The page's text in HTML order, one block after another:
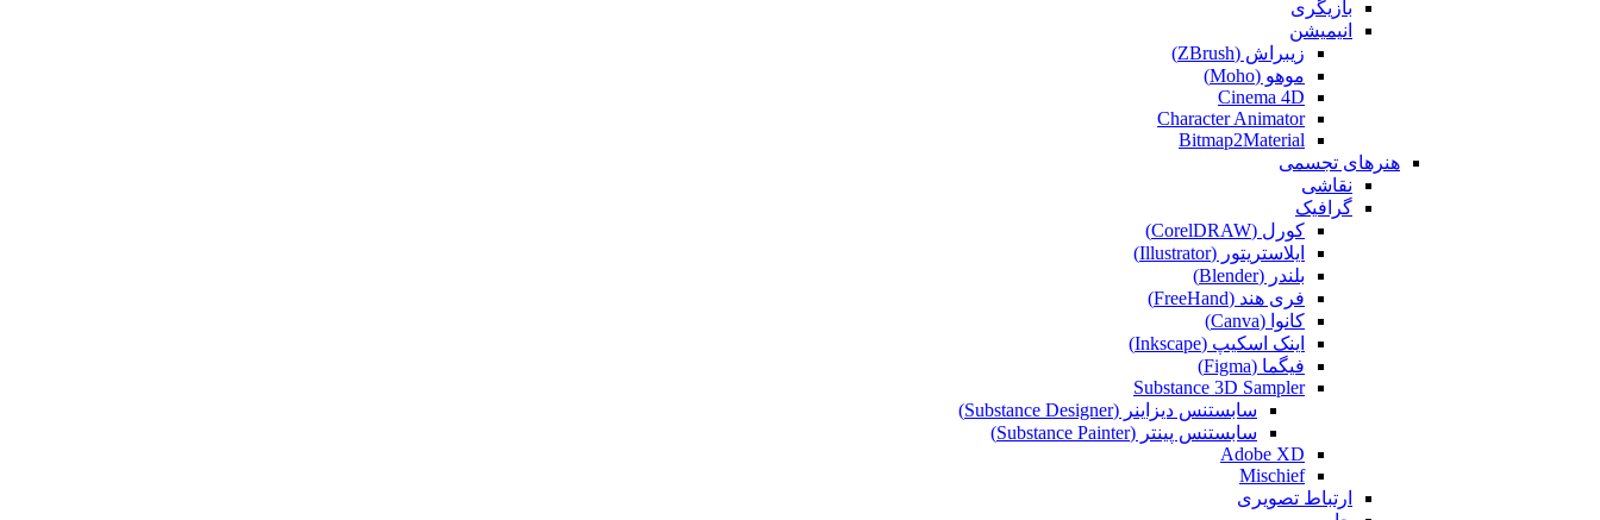
بازیگری
انیمیشن
زیبراش (ZBrush)
موهو (Moho)
Cinema 4D
Character Animator
Bitmap2Material
هنرهای تجسمی
نقاشی‌
گرافیک
کورل (CorelDRAW)
ایلاستریتور (Illustrator)
بلندر (Blender)
فری هند (FreeHand)
کانوا (Canva)
اینک اسکیپ (Inkscape)
فیگما (Figma‎)
Substance 3D Sampler
سابستنس دیزاینر (Substance Designer)
سابستنس پینتر (Substance Painter)
Adobe XD
Mischief
ارتباط تصویری